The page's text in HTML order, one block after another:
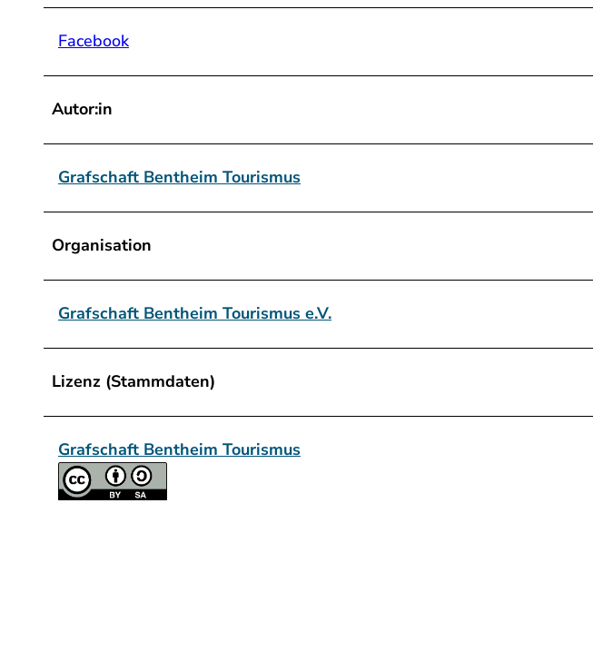
Facebook
Autor:in
Grafschaft Bentheim Tourismus
Organisation
Grafschaft Bentheim Tourismus e.V.
Lizenz (Stammdaten)
Grafschaft Bentheim Tourismus